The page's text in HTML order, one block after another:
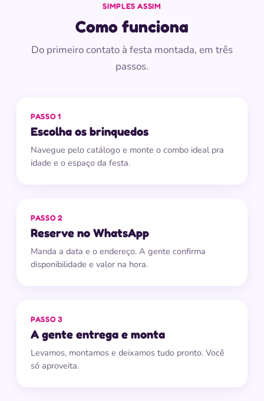
SIMPLES ASSIM
Como funciona
Do primeiro contato à festa montada, em três
passos.
PASSO 1
Escolha os brinquedos
Navegue pelo catálogo e monte o combo ideal pra
idade e o espaço da festa.
PASSO 2
Reserve no WhatsApp
Manda a data e o endereço. A gente confirma
disponibilidade e valor na hora.
PASSO 3
A gente entrega e monta
Levamos, montamos e deixamos tudo pronto. Você
só aproveita.